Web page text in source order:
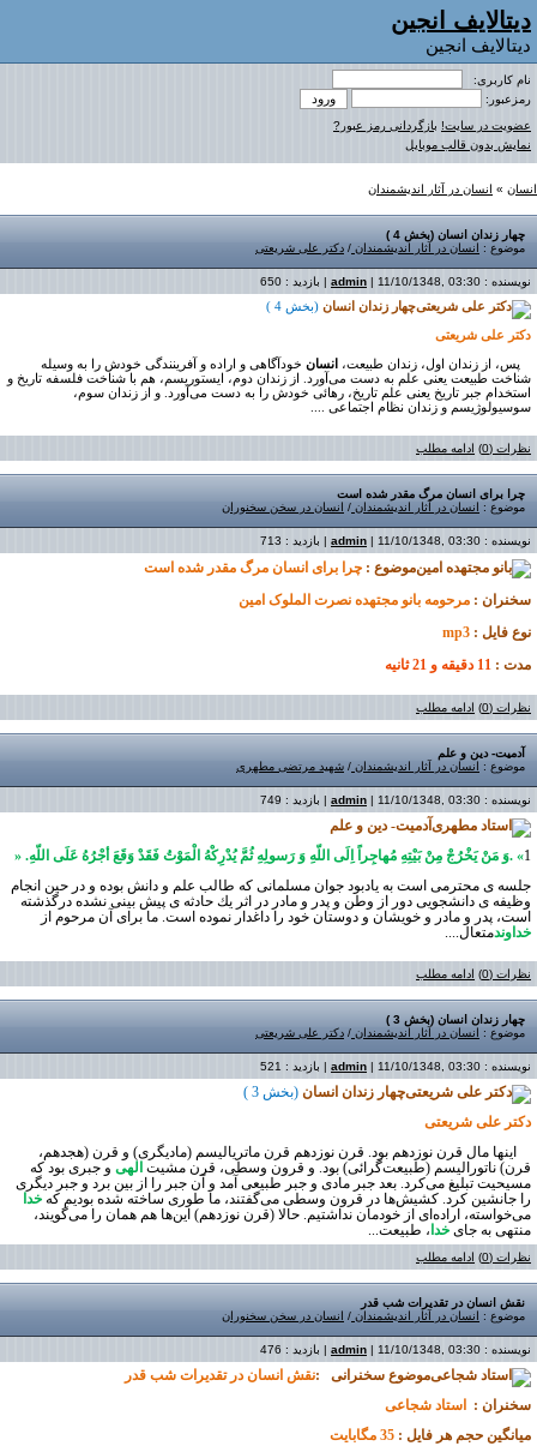
دیتالایف انجین
دیتالایف انجین
نام کاربری:
رمزعبور:
عضویت در سایت! بازگردانی رمز عبور?
نمایش بدون قالب موبایل
انسان » انسان در آثار اندیشمندان
چهار زندان انسان (بخش 4 )
موضوع : انسان در آثار اندیشمندان / دکتر علی شریعتی
نویسنده : admin | 11/10/1348, 03:30 | بازدید : 650
چهار زندان انسان (بخش 4 )
دکتر علی‌ شریعتی
پس، از زندان اول، زندان طبیعت، انسان خودآگاهی و اراده و آفرینندگی خودش را به وسیله
شناخت طبیعت یعنی علم به دست می‌آورد. از زندان دوم، ایستوریسم، هم با شناخت فلسفه تاریخ و
استخدام جبر تاریخ یعنی علم تاریخ، رهائی خودش را به دست می‌آورد. و از زندان سوم،
سوسیولوژیسم و زندان نظام اجتماعی ...
نظرات (0) ادامه مطلب
چرا برای انسان مرگ مقدر شده است
موضوع : انسان در آثار اندیشمندان / انسان در سخن سخنوران
نویسنده : admin | 11/10/1348, 03:30 | بازدید : 713
موضوع : چرا برای انسان مرگ مقدر شده است
سخنران : مرحومه بانو مجتهده نصرت الملوک امین
نوع فایل : mp3
مدت : 11 دقیقه و 21 ثانیه
نظرات (0) ادامه مطلب
آدمیت- دین و علم
موضوع : انسان در آثار اندیشمندان / شهيد مرتضی مطهری
نویسنده : admin | 11/10/1348, 03:30 | بازدید : 749
آدمیت- دین و علم
1
. «وَ مَنْ یَخْرُجْ مِنْ بَیْتِهِ مُهاجِراً اِلَی اللّهِ وَ رَسولِهِ ثُمَّ یُدْرِكْهُ الْمَوْتُ فَقَدْ وَقَعَ أجْرُهُ عَلَی اللّهِ» .
جلسه ی محترمی است به یادبود جوان مسلمانی كه طالب علم و دانش بوده و در حین انجام
وظیفه ی دانشجویی دور از وطن و پدر و مادر در اثر یك حادثه ی پیش بینی نشده درگذشته
است، پدر و مادر و خویشان و دوستان خود را داغدار نموده است. ما برای آن مرحوم از
خداوندمتعال....
نظرات (0) ادامه مطلب
چهار زندان انسان (بخش 3 )
موضوع : انسان در آثار اندیشمندان / دکتر علی شریعتی
نویسنده : admin | 11/10/1348, 03:30 | بازدید : 521
چهار زندان انسان (بخش 3
)
دکتر علی‌ شریعتی
اینها مال قرن نوزدهم بود. قرن نوزدهم قرن ماتریالیسم (مادیگری) و قرن (هجدهم،
قرن) ناتورالیسم (طبیعت‌گرائی) بود. و قرون وسطی، قرن مشیت الهی و جبری بود که
مسیحیت تبلیغ می‌کرد. بعد جبر مادی و جبر طبیعی آمد و آن جبر را از بین برد و جبر دیگری
را جانشین کرد. کشیش‌ها در قرون وسطی می‌گفتند، ما طوری ساخته شده بودیم که خدا
می‌خواسته، اراده‌ای از خودمان نداشتیم. حالا (قرن نوزدهم) این‌ها هم همان را می‌گویند،
منتهی به جای خدا ، طبیعت...
نظرات (0) ادامه مطلب
نقش انسان در تقدیرات شب قدر
موضوع : انسان در آثار اندیشمندان / انسان در سخن سخنوران
نویسنده : admin | 11/10/1348, 03:30 | بازدید : 476
موضوع سخنرانی :نقش انسان در تقدیرات شب قدر
سخنران :
استاد شجاعی
میانگین حجم هر فایل : 35 مگابایت